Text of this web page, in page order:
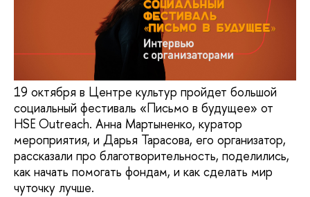
19 октября в Центре культур пройдет большой
социальный фестиваль «Письмо в будущее» от
HSE Outreach. Анна Мартыненко, куратор
мероприятия, и Дарья Тарасова, его организатор,
рассказали про благотворительность, поделились,
как начать помогать фондам, и как сделать мир
чуточку лучше.